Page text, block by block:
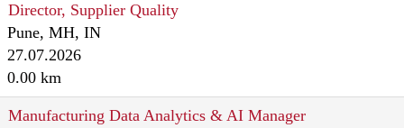
Director, Supplier Quality
Pune, MH, IN
27.07.2026
0.00 km
Manufacturing Data Analytics & AI Manager